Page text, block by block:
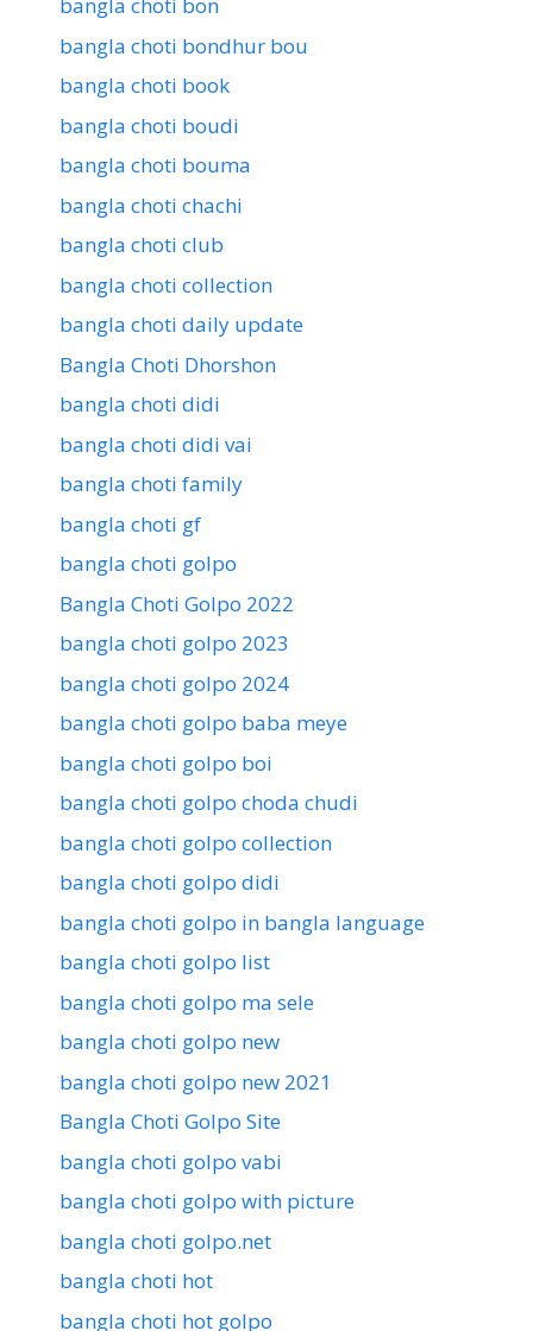
bangla choti bon
bangla choti bondhur bou
bangla choti book
bangla choti boudi
bangla choti bouma
bangla choti chachi
bangla choti club
bangla choti collection
bangla choti daily update
Bangla Choti Dhorshon
bangla choti didi
bangla choti didi vai
bangla choti family
bangla choti gf
bangla choti golpo
Bangla Choti Golpo 2022
bangla choti golpo 2023
bangla choti golpo 2024
bangla choti golpo baba meye
bangla choti golpo boi
bangla choti golpo choda chudi
bangla choti golpo collection
bangla choti golpo didi
bangla choti golpo in bangla language
bangla choti golpo list
bangla choti golpo ma sele
bangla choti golpo new
bangla choti golpo new 2021
Bangla Choti Golpo Site
bangla choti golpo vabi
bangla choti golpo with picture
bangla choti golpo.net
bangla choti hot
bangla choti hot golpo